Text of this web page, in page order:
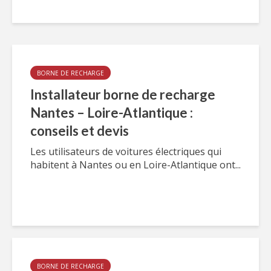
BORNE DE RECHARGE
Installateur borne de recharge
Nantes – Loire-Atlantique :
conseils et devis
Les utilisateurs de voitures électriques qui
habitent à Nantes ou en Loire-Atlantique ont...
BORNE DE RECHARGE